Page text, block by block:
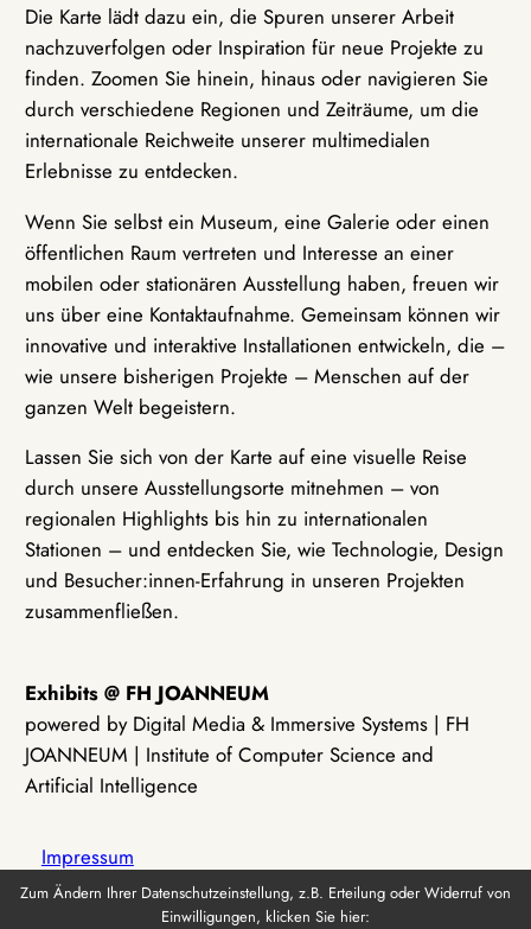
Die Karte lädt dazu ein, die Spuren unserer Arbeit
nachzuverfolgen oder Inspiration für neue Projekte zu
finden. Zoomen Sie hinein, hinaus oder navigieren Sie
durch verschiedene Regionen und Zeiträume, um die
internationale Reichweite unserer multimedialen
Erlebnisse zu entdecken.
Wenn Sie selbst ein Museum, eine Galerie oder einen
öffentlichen Raum vertreten und Interesse an einer
mobilen oder stationären Ausstellung haben, freuen wir
uns über eine Kontaktaufnahme. Gemeinsam können wir
innovative und interaktive Installationen entwickeln, die –
wie unsere bisherigen Projekte – Menschen auf der
ganzen Welt begeistern.
Lassen Sie sich von der Karte auf eine visuelle Reise
durch unsere Ausstellungsorte mitnehmen – von
regionalen Highlights bis hin zu internationalen
Stationen – und entdecken Sie, wie Technologie, Design
und Besucher:innen-Erfahrung in unseren Projekten
zusammenfließen.
Exhibits @ FH JOANNEUM
powered by Digital Media & Immersive Systems | FH
JOANNEUM | Institute of Computer Science and
Artificial Intelligence
Impressum
Zum Ändern Ihrer Datenschutzeinstellung, z.B. Erteilung oder Widerruf von
Einwilligungen, klicken Sie hier: